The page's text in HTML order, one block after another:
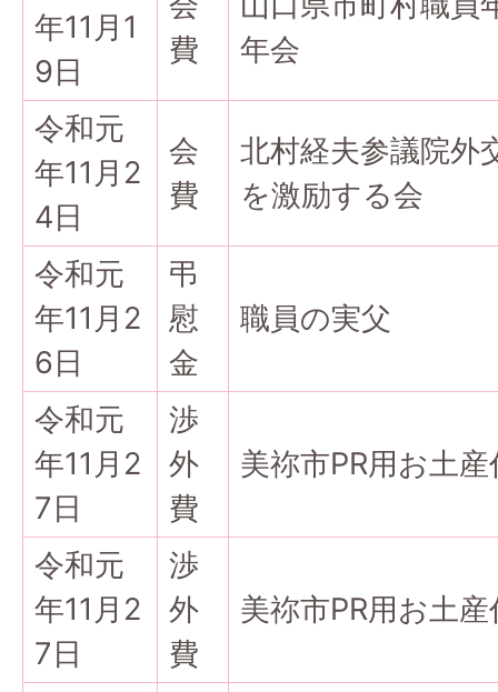
年11月1
9日
費
年会
令和元
年11月2
4日
会
費
北村経夫参議院外
を激励する会
令和元
年11月2
6日
弔
慰
金
職員の実父
令和元
年11月2
7日
渉
外
費
美祢市PR用お土産
令和元
年11月2
7日
渉
外
費
美祢市PR用お土産